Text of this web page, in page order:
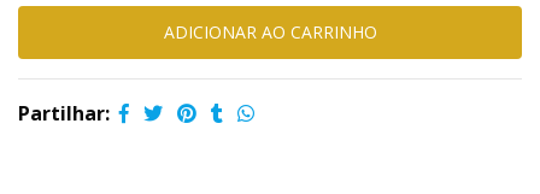
Partilhar: